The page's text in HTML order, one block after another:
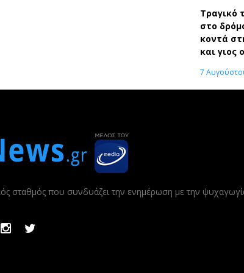
Τραγικό
στο
κοντά
και γιος
7
σταθμός που συνδυάζει την ενημέρωση με την
InstagramTwitter